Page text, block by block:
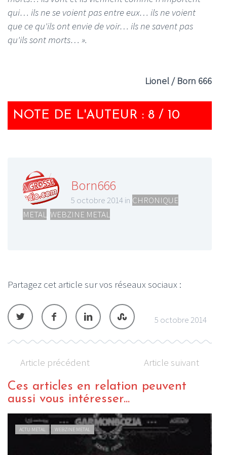
qui… ils ne se voient pas entre eux… ils ne voient
que ce qu'ils ont envie de voir… ils ne savent pas
qu'ils sont morts… ».
Lionel / Born 666
NOTE DE L'AUTEUR : 8 / 10
Born666
5 octobre 2014 in CHRONIQUE
METAL WEBZINE METAL
Partagez cet article sur vos réseaux sociaux :
5 octobre 2014
Article précédent Article suivant
Ces articles en relation peuvent
aussi vous intéresser...
ACTU METAL WEBZINE METAL